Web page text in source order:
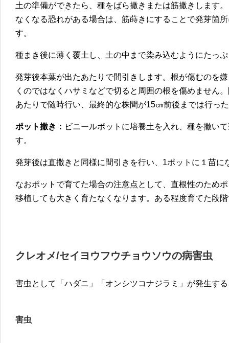
土の準備ができたら、種をばら撒きまたは筋撒きします
なくなる恐れがある場合は、筋蒔きにすることで発芽箇
す。
種まき後に薄く覆土し、土の中まで染み込むようにたっ
発芽後本葉が出たあたりで間引きします。根が傷むのを
くのではなくハサミなどで切ると周囲の根を傷めません
あたりで随時行い、最終的な株間が15㎝前後までは行っ
ポット撒き： ビニールポットに培養土を入れ、種を撒い
す。
発芽後は直撒きと同様に間引きを行い、1ポットに１苗に
なおポットで育てた場合の注意点として、直根性のため
移植しても大きく育たなくなります。ある程度育てた段
クレオメ/セイヨウフウチョウソウの病害虫
害虫として「ハダニ」「オンシツコナジラミ」が発生す
害虫